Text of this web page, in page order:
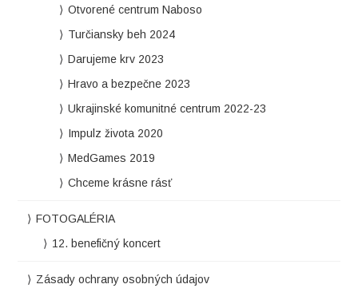
Otvorené centrum Naboso
Turčiansky beh 2024
Darujeme krv 2023
Hravo a bezpečne 2023
Ukrajinské komunitné centrum 2022-23
Impulz života 2020
MedGames 2019
Chceme krásne rásť
FOTOGALÉRIA
12. benefičný koncert
Zásady ochrany osobných údajov